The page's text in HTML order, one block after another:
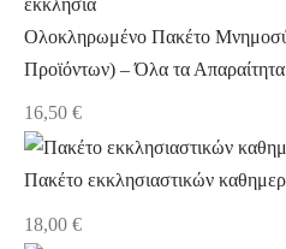
9,90 €.
Ολοκληρωμένο Πακέτο
Προϊόντων) – Όλα τα Απαραίτητα
16,50 €
Πακέτο εκκλησιαστικών
18,00 €